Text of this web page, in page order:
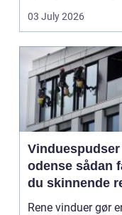
hvor vigtig ...
03 July 2026
Vinduespudser
odense sådan får
du skinnende
ruder året rundt
Rene vinduer gør